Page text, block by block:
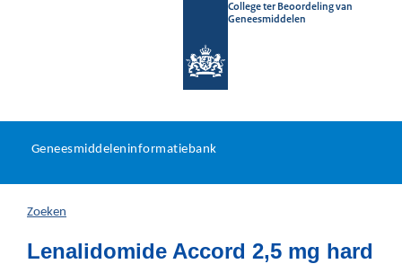
College ter Beoordeling van
Geneesmiddelen
U
hier:
Geneesmiddeleninformatiebank
Zoeken
Lenalidomide Accord 2,5 mg hard